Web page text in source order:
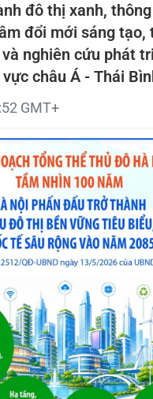
đô thị xanh,
đổi mới sáng tạo,
nghiên cứu phát
châu Á - Thái
GMT+